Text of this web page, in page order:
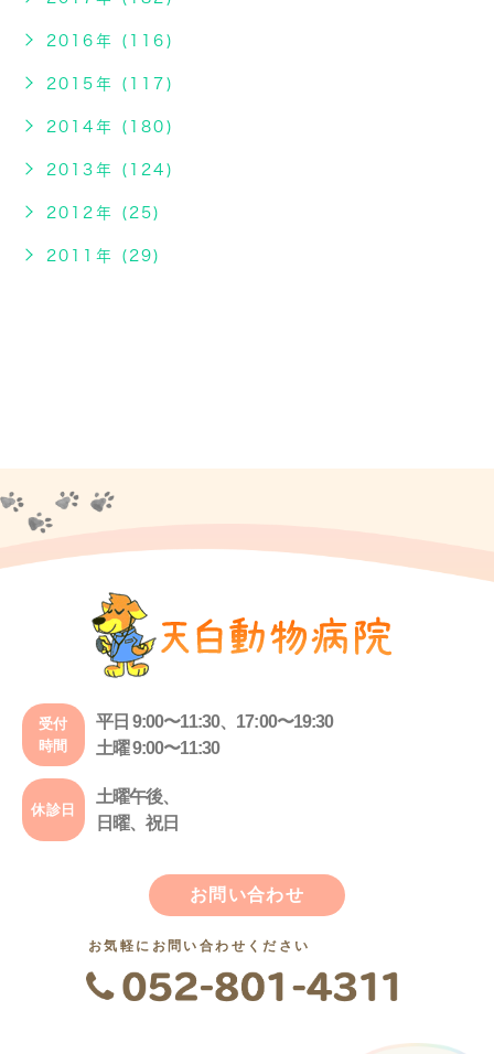
2016年 (116)
2015年 (117)
2014年 (180)
2013年 (124)
2012年 (25)
2011年 (29)
受付
時間
平日 9:00〜11:30、17:00〜19:30
土曜 9:00〜11:30
休診日
土曜午後、
日曜、祝日
お問い合わせ
お気軽にお問い合わせください